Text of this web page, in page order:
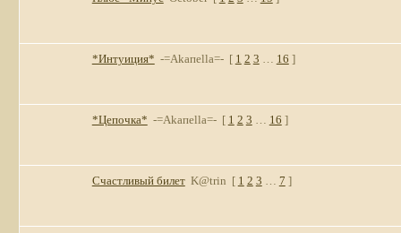
*Интуиция* -=Akaпella=- [ 1 2 3 … 16 ]
*Цепочка* -=Akaпella=- [ 1 2 3 … 16 ]
Счастливый билет K@trin [ 1 2 3 … 7 ]